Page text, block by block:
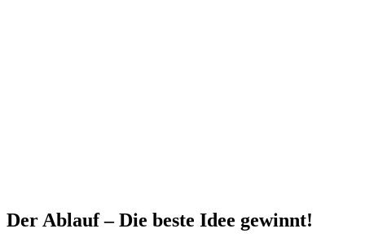
Der Ablauf – Die beste Idee gewinnt!